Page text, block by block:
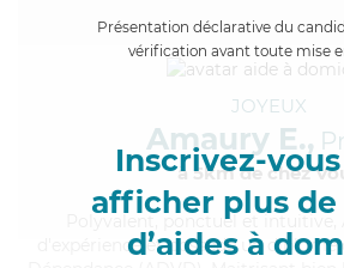
Présentation déclarative du
vérification avant toute mise
Inscrivez-
afficher plus
d’aides à
JOYEUX
Amaury E.,
à 5km de chez
, ponctuel et intuitive,
d'expérience et possède un diplôme